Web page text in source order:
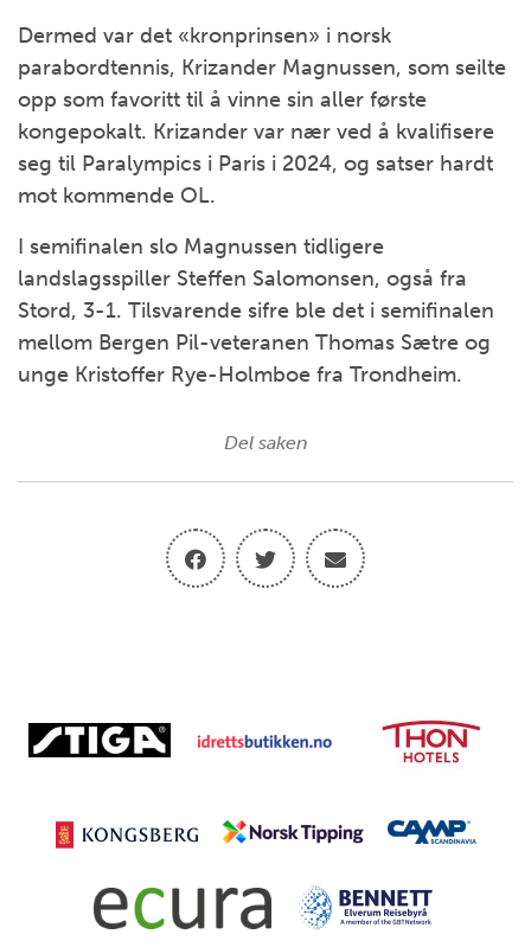
Dermed var det «kronprinsen» i norsk
parabordtennis, Krizander Magnussen, som seilte
opp som favoritt til å vinne sin aller første
kongepokalt. Krizander var nær ved å kvalifisere
seg til Paralympics i Paris i 2024, og satser hardt
mot kommende OL.
I semifinalen slo Magnussen tidligere
landslagsspiller Steffen Salomonsen, også fra
Stord, 3-1. Tilsvarende sifre ble det i semifinalen
mellom Bergen Pil-veteranen Thomas Sætre og
unge Kristoffer Rye-Holmboe fra Trondheim.
Del saken